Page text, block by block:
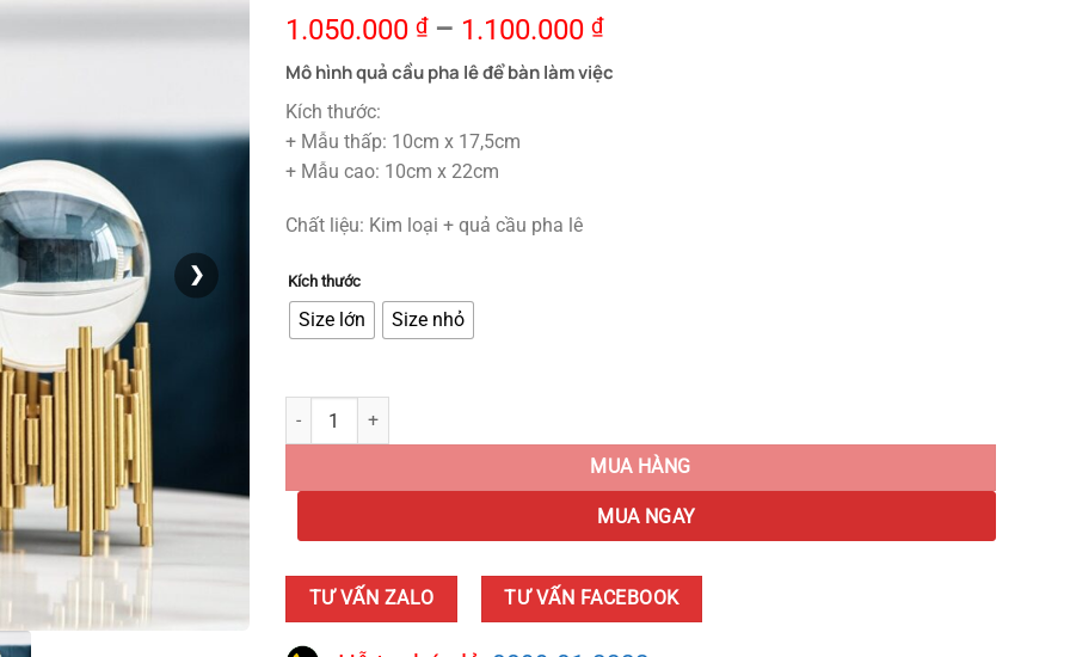
❯
1.050.000 ₫– 1.100.000 ₫
Mô hình quả cầu pha lê để bàn làm việc
Kích thước:
+ Mẫu thấp: 10cm x 17,5cm
+ Mẫu cao: 10cm x 22cm
Chất liệu: Kim loại + quả cầu pha lê
Kích thước
Size lớn Size nhỏ
Quả Cầu Pha Lê Khung Tần Số Sáng Tạo quantity
MUA HÀNG
MUA NGAY
TƯ VẤN ZALO TƯ VẤN FACEBOOK